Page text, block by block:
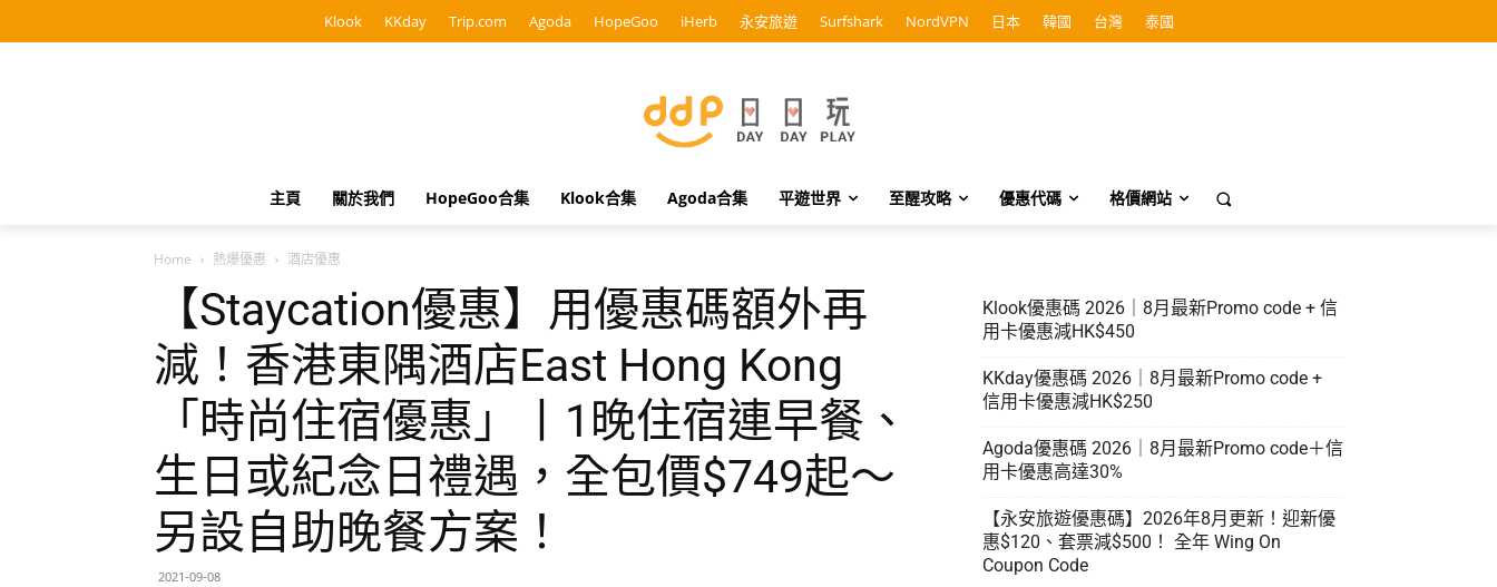
Klook KKday Trip.com Agoda HopeGoo iHerb 永安旅遊 Surfshark NordVPN 日本 韓國 台灣 泰國
主頁 關於我們 HopeGoo合集 Klook合集 Agoda合集 平遊世界 至醒攻略 優惠代碼 格價網站
Home 熱爆優惠 酒店優惠
【Staycation優惠】用優惠碼額外再
減！香港東隅酒店East Hong Kong
「時尚住宿優惠」丨1晚住宿連早餐、
生日或紀念日禮遇，全包價$749起～
另設自助晚餐方案！
2021-09-08
Klook優惠碼 2026｜8月最新Promo code + 信
用卡優惠減HK$450
KKday優惠碼 2026｜8月最新Promo code +
信用卡優惠減HK$250
Agoda優惠碼 2026｜8月最新Promo code＋信
用卡優惠高達30%
【永安旅遊優惠碼】2026年8月更新！迎新優
惠$120、套票減$500！ 全年 Wing On
Coupon Code